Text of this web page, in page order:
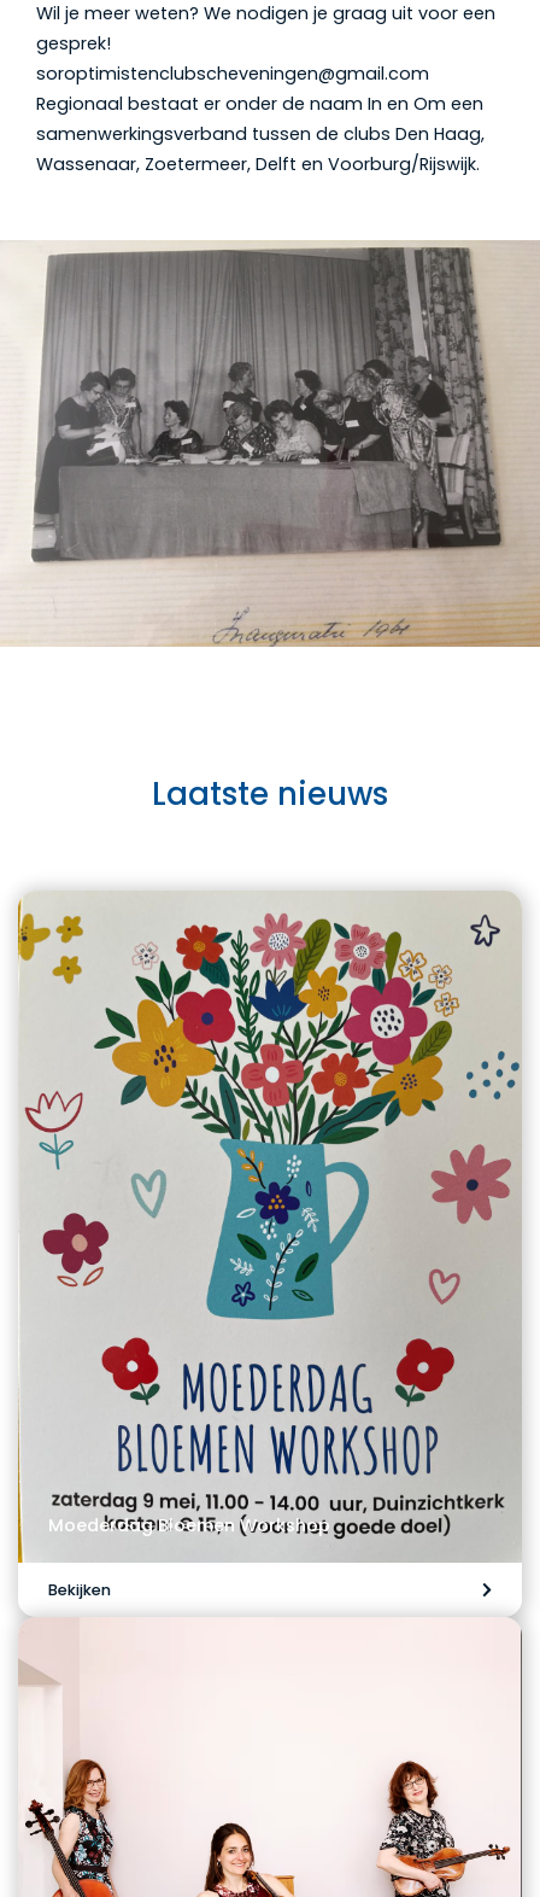
Wil je meer weten? We nodigen je graag uit voor een
gesprek!
soroptimistenclubscheveningen@gmail.com
Regionaal bestaat er onder de naam In en Om een
samenwerkingsverband tussen de clubs Den Haag,
Wassenaar, Zoetermeer, Delft en Voorburg/Rijswijk.
Laatste nieuws
Moederdag Bloemen Workshop
Bekijken